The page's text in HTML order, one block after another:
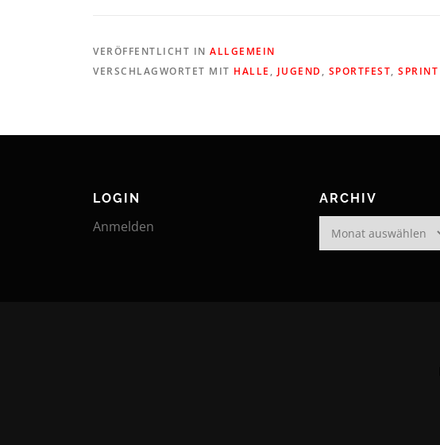
VERÖFFENTLICHT IN ALLGEMEIN
VERSCHLAGWORTET MIT HALLE , JUGEND , SPORTFEST, SPRINT
LOGIN
Anmelden
ARCHIV